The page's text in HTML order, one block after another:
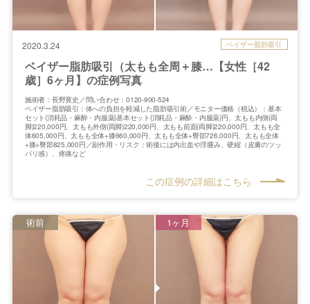
2020.3.24 ベイザー脂肪吸引
ベイザー脂肪吸引（太もも全周＋膝…【女性［42
歳］6ヶ月】の症例写真
施術者：長野寛史／問い合わせ：0120-900-524
ベイザー脂肪吸引：体への負担を軽減した脂肪吸引術／モニター価格（税込）：基本
セット(消耗品・麻酔・内服薬)基本セット(消耗品・麻酔・内服薬)円、太もも内側(両
脚)220,000円、太もも外側(両脚)220,000円、太もも前面(両脚)220,000円、太もも全
体605,000円、太もも全体+膝660,000円、太もも全体+臀部726,000円、太もも全体
+膝+臀部825,000円／副作用・リスク：術後には内出血や浮腫み、硬縮（皮膚のツッ
パリ感）、疼痛など
この症例の詳細はこちら
術前 1ヶ月